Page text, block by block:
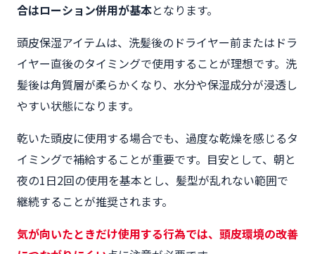
合はローション併用が基本となります。
頭皮保湿アイテムは、洗髪後のドライヤー前またはドラ
イヤー直後のタイミングで使用することが理想です。洗
髪後は角質層が柔らかくなり、水分や保湿成分が浸透し
やすい状態になります。
乾いた頭皮に使用する場合でも、過度な乾燥を感じるタ
イミングで補給することが重要です。目安として、朝と
夜の1日2回の使用を基本とし、髪型が乱れない範囲で
継続することが推奨されます。
気が向いたときだけ使用する行為では、頭皮環境の改善